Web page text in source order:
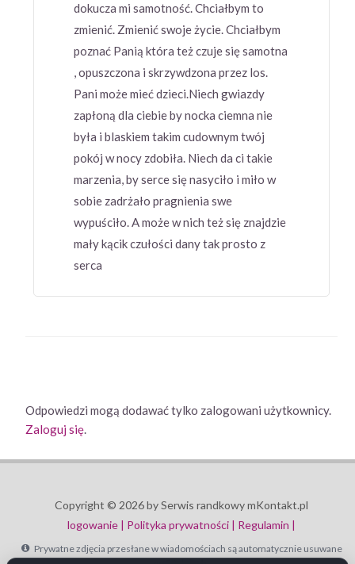
dokucza mi samotność. Chciałbym to
zmienić. Zmienić swoje życie. Chciałbym
poznać Panią która też czuje się samotna
, opuszczona i skrzywdzona przez los.
Pani może mieć dzieci.Niech gwiazdy
zapłoną dla ciebie by nocka ciemna nie
była i blaskiem takim cudownym twój
pokój w nocy zdobiła. Niech da ci takie
marzenia, by serce się nasyciło i miło w
sobie zadrżało pragnienia swe
wypuściło. A może w nich też się znajdzie
mały kącik czułości dany tak prosto z
serca
Odpowiedzi mogą dodawać tylko zalogowani użytkownicy.
Zaloguj się.
Copyright © 2026 by Serwis randkowy mKontakt.pl
logowanie | Polityka prywatności | Regulamin |
Prywatne zdjęcia przesłane w wiadomościach są automatycznie usuwane